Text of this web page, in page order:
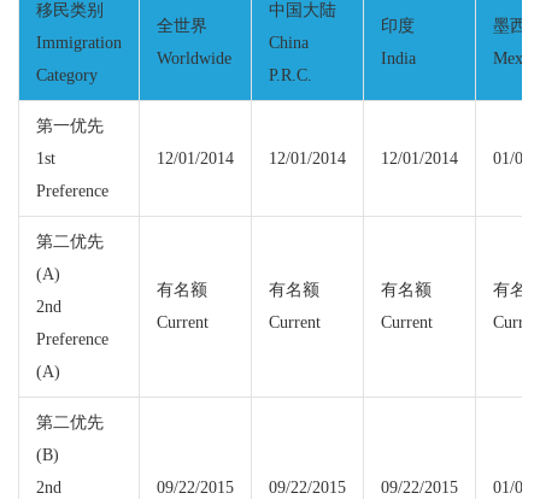
移民类别
Immigration
Category
全世界
Worldwide
中国大陆
China
P.R.C.
印度
India
墨西
第一优先
1st
Preference
12/01/2014 12/01/2014 12/01/2014 01/01/
第二优先
(A)
2nd
Preference
(A)
有名额
Current
有名额
Current
有名额
Current
有名
第二优先
(B)
2nd
09/22/2015 09/22/2015 09/22/2015 01/01/